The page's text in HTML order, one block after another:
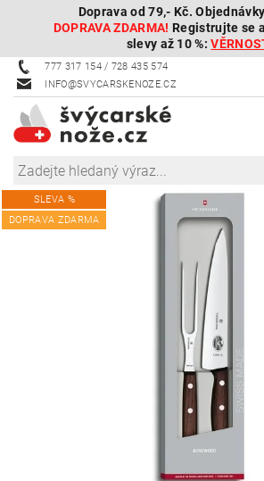
Doprava od 79,- Kč.
DOPRAVA ZDARMA! Registrujte se
slevy až 10 %:
777 317 154 / 728 435 574
INFO@SVYCARSKENOZE.CZ
SLEVA %
DOPRAVA ZDARMA